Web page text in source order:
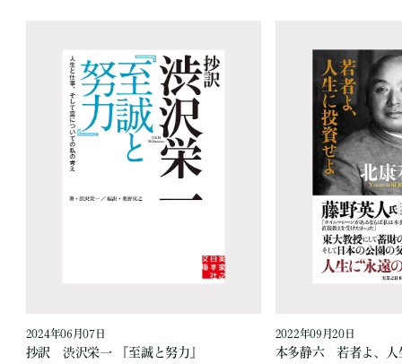
2024年06月07日
抄訳 渋沢栄一 『至誠と努力』
2022年09月20日
本多静六 若者よ、人